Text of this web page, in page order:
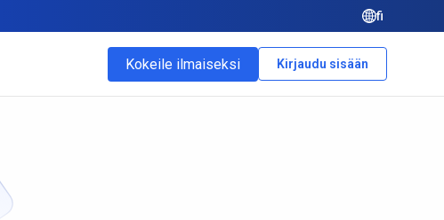
fi
Kokeile ilmaiseksi Kirjaudu sisään